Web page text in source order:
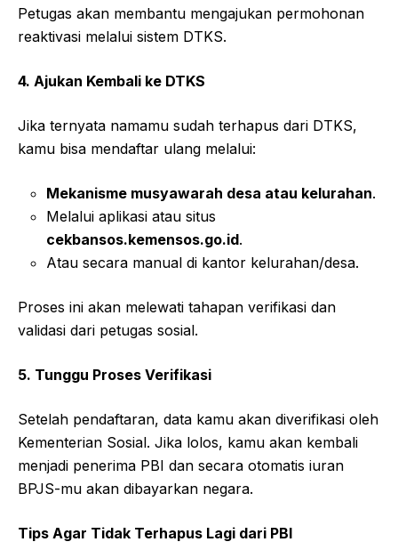
Petugas akan membantu mengajukan permohonan
reaktivasi melalui sistem DTKS.
4. Ajukan Kembali ke DTKS
Jika ternyata namamu sudah terhapus dari DTKS,
kamu bisa mendaftar ulang melalui:
Mekanisme musyawarah desa atau kelurahan.
Melalui aplikasi atau situs
cekbansos.kemensos.go.id.
Atau secara manual di kantor kelurahan/desa.
Proses ini akan melewati tahapan verifikasi dan
validasi dari petugas sosial.
5. Tunggu Proses Verifikasi
Setelah pendaftaran, data kamu akan diverifikasi oleh
Kementerian Sosial. Jika lolos, kamu akan kembali
menjadi penerima PBI dan secara otomatis iuran
BPJS-mu akan dibayarkan negara.
Tips Agar Tidak Terhapus Lagi dari PBI